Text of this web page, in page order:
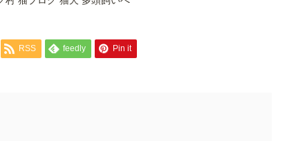
RSS feedly Pin it